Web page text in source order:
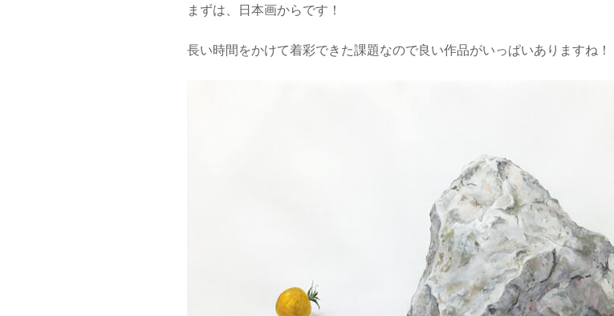
まずは、日本画からです！
長い時間をかけて着彩できた課題なので良い作品がいっぱいありますね！